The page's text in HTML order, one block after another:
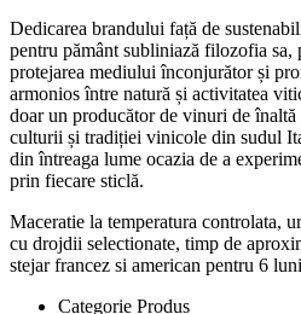
Dedicarea brandului față de
pentru pământ subliniază filozofia sa,
protejarea mediului înconjurător și
armonios între natură și activitatea
doar un producător de vinuri de
culturii și tradiției vinicole din sudul
din întreaga lume ocazia de a
prin fiecare sticlă.
Maceratie la temperatura controlata,
cu drojdii selectionate, timp de
stejar francez si american pentru 6 luni
Categorie Produs